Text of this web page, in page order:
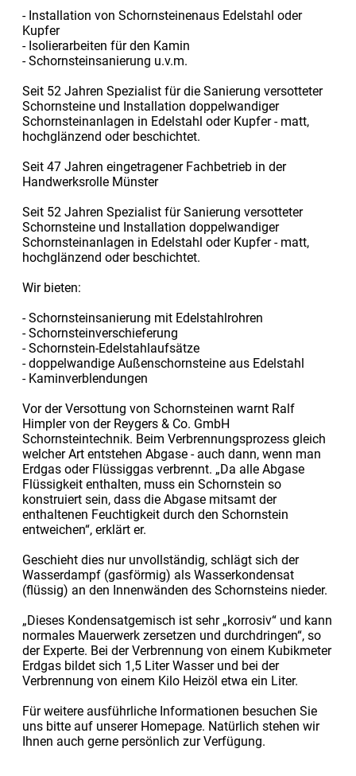
- Installation von Schornsteinenaus Edelstahl oder
Kupfer
- Isolierarbeiten für den Kamin
- Schornsteinsanierung u.v.m.
Seit 52 Jahren Spezialist für die Sanierung versotteter
Schornsteine und Installation doppelwandiger
Schornsteinanlagen in Edelstahl oder Kupfer - matt,
hochglänzend oder beschichtet.
Seit 47 Jahren eingetragener Fachbetrieb in der
Handwerksrolle Münster
Seit 52 Jahren Spezialist für Sanierung versotteter
Schornsteine und Installation doppelwandiger
Schornsteinanlagen in Edelstahl oder Kupfer - matt,
hochglänzend oder beschichtet.
Wir bieten:
- Schornsteinsanierung mit Edelstahlrohren
- Schornsteinverschieferung
- Schornstein-Edelstahlaufsätze
- doppelwandige Außenschornsteine aus Edelstahl
- Kaminverblendungen
Vor der Versottung von Schornsteinen warnt Ralf
Himpler von der Reygers & Co. GmbH
Schornsteintechnik. Beim Verbrennungsprozess gleich
welcher Art entstehen Abgase - auch dann, wenn man
Erdgas oder Flüssiggas verbrennt. „Da alle Abgase
Flüssigkeit enthalten, muss ein Schornstein so
konstruiert sein, dass die Abgase mitsamt der
enthaltenen Feuchtigkeit durch den Schornstein
entweichen“, erklärt er.
Geschieht dies nur unvollständig, schlägt sich der
Wasserdampf (gasförmig) als Wasserkondensat
(flüssig) an den Innenwänden des Schornsteins nieder.
„Dieses Kondensatgemisch ist sehr „korrosiv“ und kann
normales Mauerwerk zersetzen und durchdringen“, so
der Experte. Bei der Verbrennung von einem Kubikmeter
Erdgas bildet sich 1,5 Liter Wasser und bei der
Verbrennung von einem Kilo Heizöl etwa ein Liter.
Für weitere ausführliche Informationen besuchen Sie
uns bitte auf unserer Homepage. Natürlich stehen wir
Ihnen auch gerne persönlich zur Verfügung.